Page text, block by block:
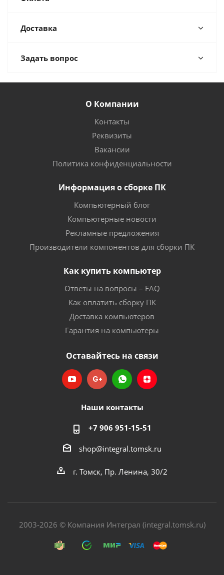
Доставка
Задать вопрос
О Компании
Контакты
Реквизиты
Вакансии
Политика конфиденциальности
Информация о сборке ПК
Компьютерный блог
Компьютерные новости
Рекламные предложения
Производители компонентов для сборки ПК
Как купить компьютер
Ответы на вопросы – FAQ
Как оплатить сборку ПК
Доставка компьютеров
Гарантия на компьютеры
Оставайтесь на связи
Наши контакты
+7 906 951-15-51
shop@integral.tomsk.ru
г. Томск, Пр. Ленина, 30/2
2003-2026 © Компания Интеграл (integral.tomsk.ru)